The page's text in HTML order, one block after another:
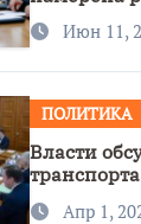
Июн 11,
ПОЛИТИКА
Власти
региона
Апр 1,